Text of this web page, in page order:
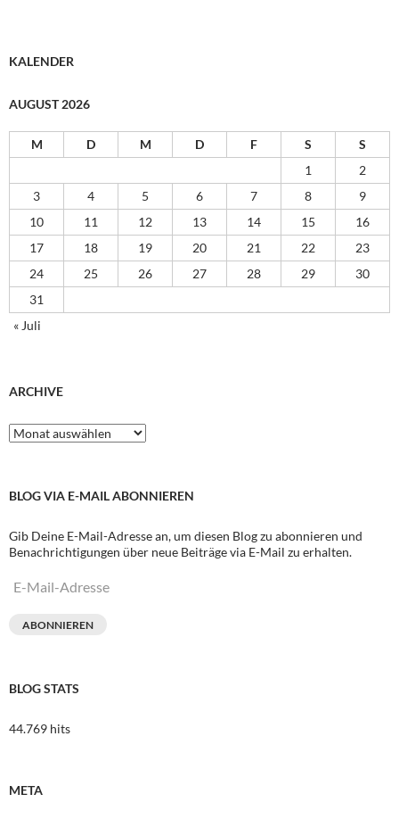
KALENDER
AUGUST 2026
M D M D F S
S
1
2
3
4 5 6 7 8
9
10
11 12 13 14 15
16
17
18 19 20 21 22
23
24
25 26 27 28 29
30
31
« Juli
ARCHIVE
Archive
BLOG VIA E-MAIL ABONNIEREN
Gib Deine E-Mail-Adresse an, um diesen Blog zu abonnieren und
Benachrichtigungen über neue Beiträge via E-Mail zu erhalten.
E-
ABONNIEREN
BLOG STATS
44.769 hits
META